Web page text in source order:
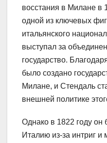
восстания в Милане в
одной из ключевых
итальянского
выступал за
государство.
было создано
Милане, и Стендаль
внешней политике
Однако в 1822 году он
Италию из-за интриг и